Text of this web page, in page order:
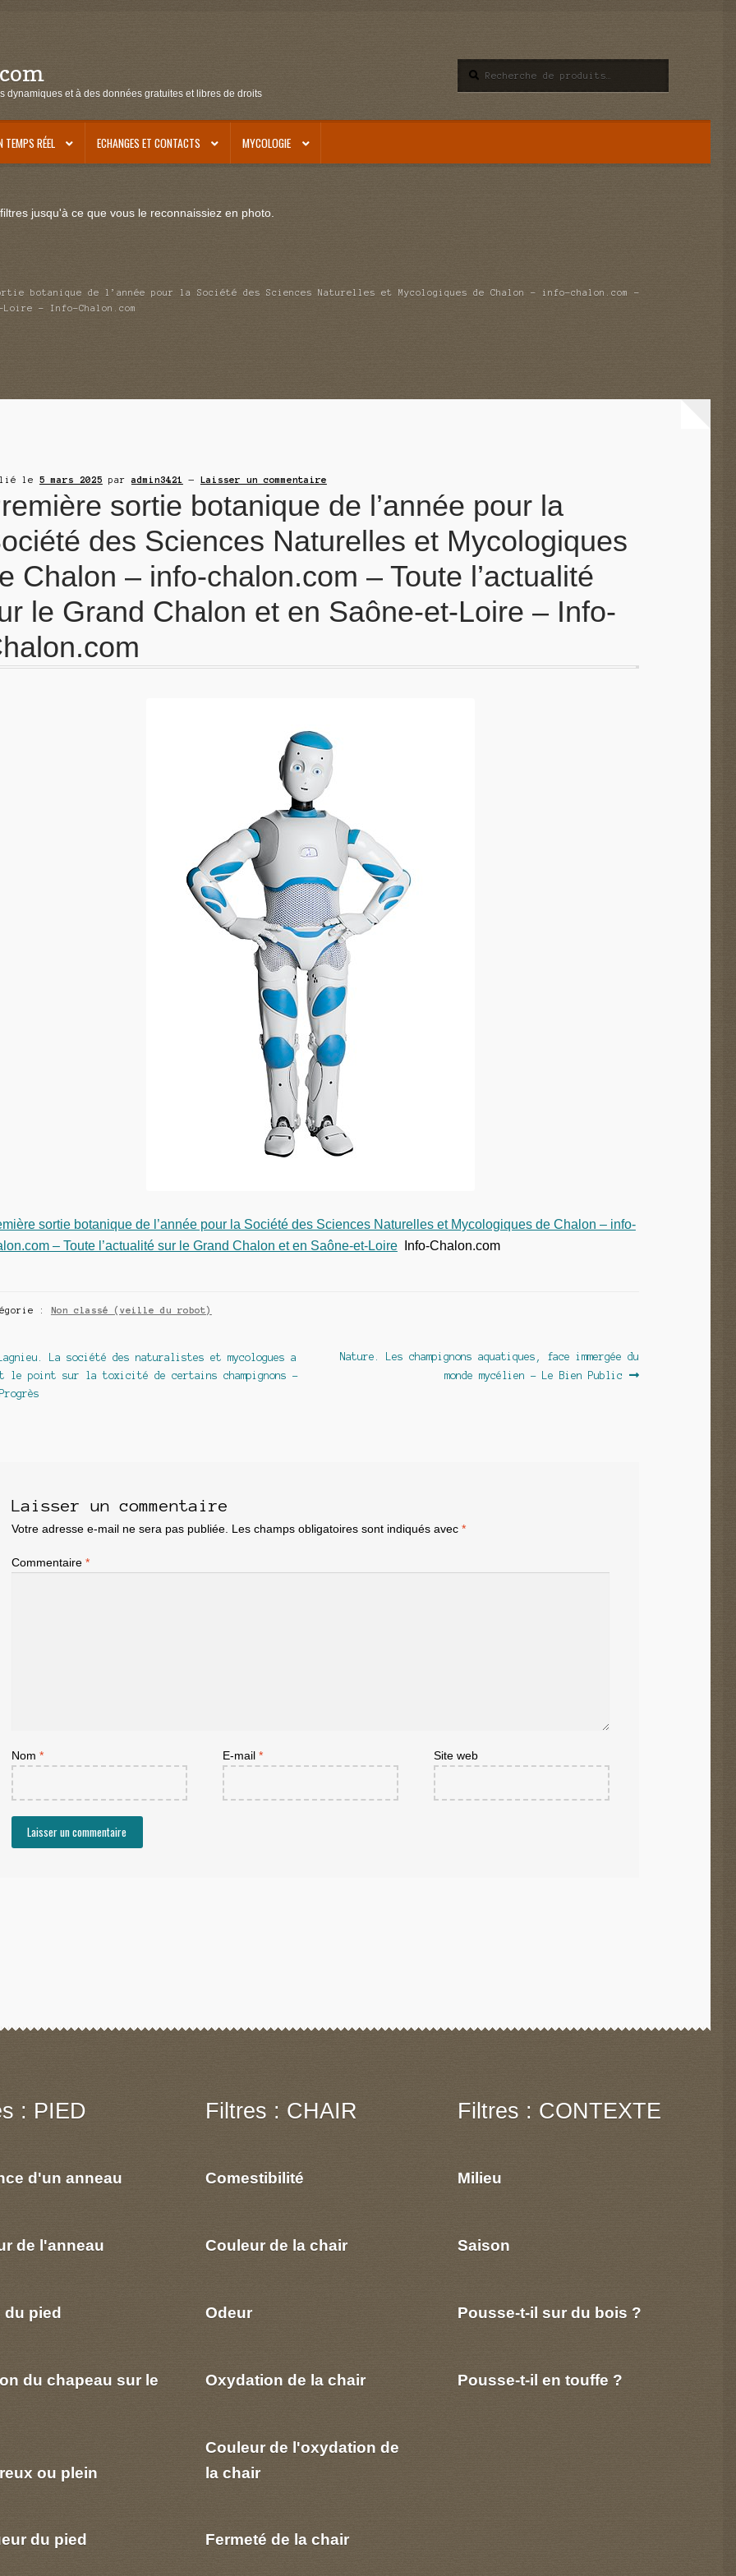
et à des données gratuites et libres de droits
pour :
TEMPS RÉEL ECHANGES ET CONTACTS MYCOLOGIE
jusqu'à ce que vous le reconnaissiez en photo.
botanique de l’année pour la Société des Sciences Naturelles et Mycologiques de Chalon – info-chalon.com –
– Info-Chalon.com
le 5 mars 2025 paradmin3421 — Laisser un commentaire
sortie botanique de l’année pour la
des Sciences Naturelles et Mycologiques
Chalon – info-chalon.com – Toute l’actualité
le Grand Chalon et en Saône-et-Loire – Info-
sortie botanique de l’année pour la Société des Sciences Naturelles et Mycologiques de Chalon – info-
– Toute l’actualité sur le Grand Chalon et en Saône-et-LoireInfo-Chalon.com
: Non classé (veille du robot)
:
Lagnieu. La société des naturalistes et mycologues a
le point sur la toxicité de certains champignons –
Progrès
Article
Nature. Les champignons aquatiques, face immergée du
monde mycélien – Le Bien Public
Laisser un commentaire
Votre adresse e-mail ne sera pas publiée. Les champs obligatoires sont indiqués avec *
Commentaire *
Nom * E-mail * Site web
: PIED
d'un anneau
de l'anneau
du pied
du chapeau sur le
ou plein
du pied
Filtres : CHAIR
Comestibilité
Couleur de la chair
Odeur
Oxydation de la chair
Couleur de l'oxydation de
la chair
Fermeté de la chair
Filtres : CONTEXTE
Milieu
Saison
Pousse-t-il sur du bois ?
Pousse-t-il en touffe ?